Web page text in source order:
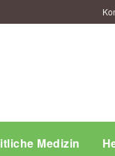
Medizin